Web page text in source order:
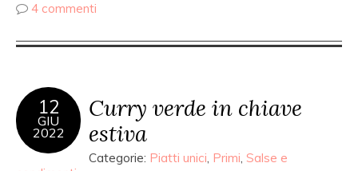
4 commenti
12
GIU
2022
Curry verde in chiave
estiva
Categorie: Piatti unici, Primi, Salse e